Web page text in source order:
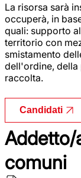
La risorsa sarà
occuperà, in
quali: supporto
territorio con
smistamento
dell'ordine, della
raccolta.
Candidati
Addetto/
comuni